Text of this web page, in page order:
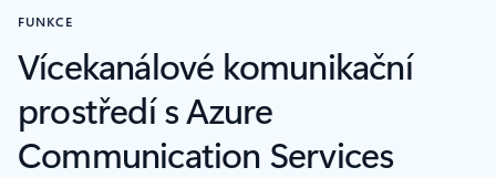
FUNKCE
Vícekanálové komunikační
prostředí s Azure
Communication Services